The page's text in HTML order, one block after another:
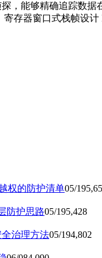
，能够精确追踪数
存器窗口式栈帧设
权的防护清单05/19
防护思路05/195,428
全治理方法05/194,802